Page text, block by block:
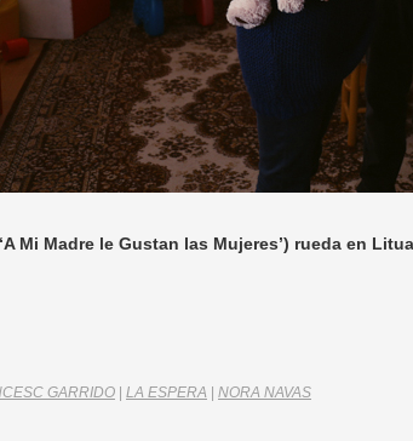
Mi Madre le Gustan las Mujeres’) rueda en
GARRIDO LA ESPERA NORA NAVAS